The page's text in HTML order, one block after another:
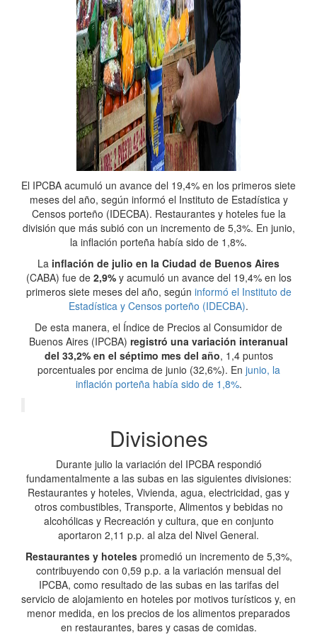
El IPCBA acumuló un avance del 19,4% en los primeros siete
meses del año, según informó el Instituto de Estadística y
Censos porteño (IDECBA). Restaurantes y hoteles fue la
división que más subió con un incremento de 5,3%. En junio,
la inflación porteña había sido de 1,8%.
La inflación de julio en la Ciudad de Buenos Aires
(CABA) fue de 2,9% y acumuló un avance del 19,4% en los
primeros siete meses del año, según informó el Instituto de
Estadística y Censos porteño (IDECBA).
De esta manera, el Índice de Precios al Consumidor de
Buenos Aires (IPCBA) registró una variación interanual
del 33,2% en el séptimo mes del año, 1,4 puntos
porcentuales por encima de junio (32,6%). En junio, la
inflación porteña había sido de 1,8%.
Divisiones
Durante julio la variación del IPCBA respondió
fundamentalmente a las subas en las siguientes divisiones:
Restaurantes y hoteles, Vivienda, agua, electricidad, gas y
otros combustibles, Transporte, Alimentos y bebidas no
alcohólicas y Recreación y cultura, que en conjunto
aportaron 2,11 p.p. al alza del Nivel General.
Restaurantes y hotelespromedió un incremento de 5,3%,
contribuyendo con 0,59 p.p. a la variación mensual del
IPCBA, como resultado de las subas en las tarifas del
servicio de alojamiento en hoteles por motivos turísticos y, en
menor medida, en los precios de los alimentos preparados
en restaurantes, bares y casas de comidas.